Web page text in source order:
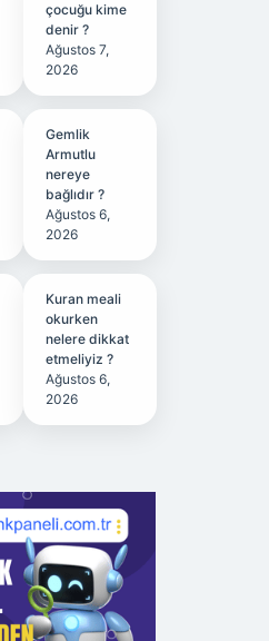
çocuğu kime
denir ?
Ağustos 7,
2026
Gemlik
Armutlu
nereye
bağlıdır ?
Ağustos 6,
2026
Kuran meali
okurken
nelere dikkat
etmeliyiz ?
Ağustos 6,
2026